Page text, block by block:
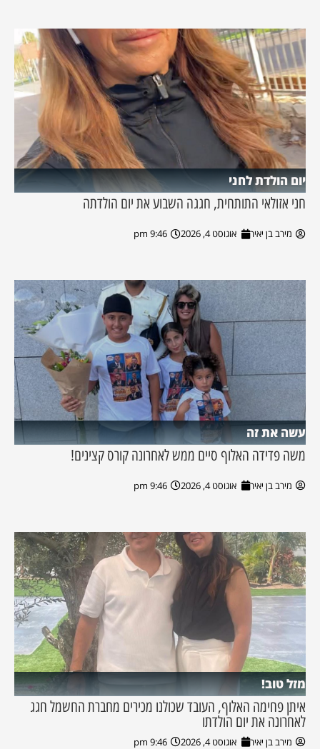
יום הולדת לחני
חני אזולאי התותחית, חגגה השבוע את יום הולדתה
מירב בן יאיר אוגוסט 4, 2026 9:46 pm
עשה את זה
משה פדידה האלוף סיים ממש לאחרונה קורס קצינים!
מירב בן יאיר אוגוסט 4, 2026 9:46 pm
מזל טוב!
איתן פחימה האלוף, העובד שכולנו מכירים מחברת החשמל חגג
לאחרונה את יום הולדתו
מירב בן יאיר אוגוסט 4, 2026 9:46 pm